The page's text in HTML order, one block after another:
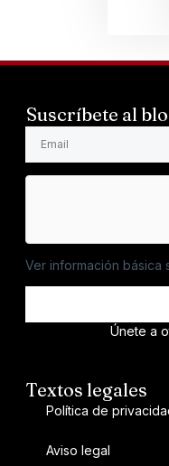
Suscríbete al
Ver información
Únete a
Textos legales
Política de
Aviso legal